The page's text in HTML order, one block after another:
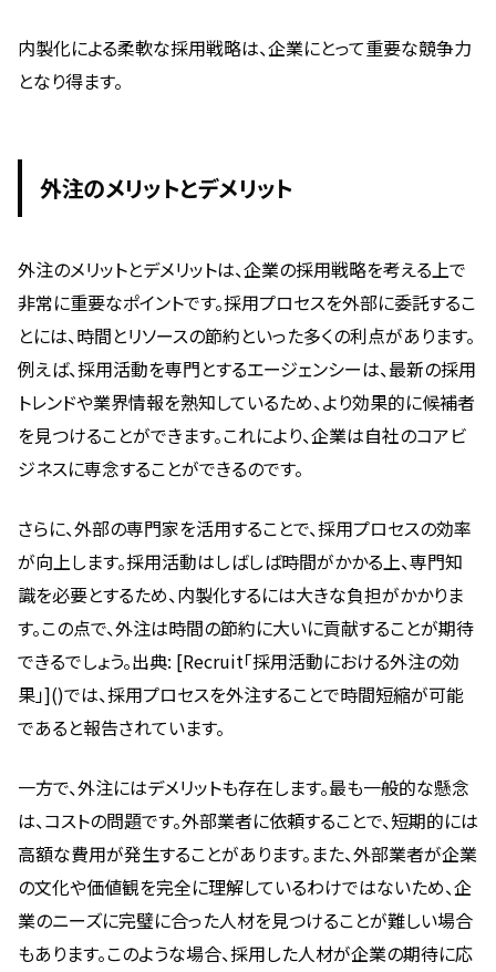
内製化による柔軟な採用戦略は、企業にとって重要な競争力
となり得ます。
外注のメリットとデメリット
外注のメリットとデメリットは、企業の採用戦略を考える上で
非常に重要なポイントです。採用プロセスを外部に委託するこ
とには、時間とリソースの節約といった多くの利点があります。
例えば、採用活動を専門とするエージェンシーは、最新の採用
トレンドや業界情報を熟知しているため、より効果的に候補者
を見つけることができます。これにより、企業は自社のコアビ
ジネスに専念することができるのです。
さらに、外部の専門家を活用することで、採用プロセスの効率
が向上します。採用活動はしばしば時間がかかる上、専門知
識を必要とするため、内製化するには大きな負担がかかりま
す。この点で、外注は時間の節約に大いに貢献することが期待
できるでしょう。出典: [Recruit「採用活動における外注の効
果」]()では、採用プロセスを外注することで時間短縮が可能
であると報告されています。
一方で、外注にはデメリットも存在します。最も一般的な懸念
は、コストの問題です。外部業者に依頼することで、短期的には
高額な費用が発生することがあります。また、外部業者が企業
の文化や価値観を完全に理解しているわけではないため、企
業のニーズに完璧に合った人材を見つけることが難しい場合
もあります。このような場合、採用した人材が企業の期待に応